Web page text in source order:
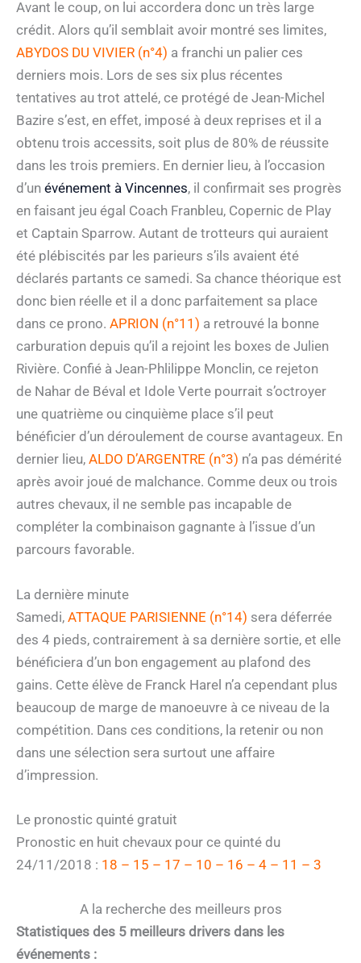
Avant le coup, on lui accordera donc un très large
crédit. Alors qu’il semblait avoir montré ses limites,
ABYDOS DU VIVIER (n°4) a franchi un palier ces
derniers mois. Lors de ses six plus récentes
tentatives au trot attelé, ce protégé de Jean-Michel
Bazire s’est, en effet, imposé à deux reprises et il a
obtenu trois accessits, soit plus de 80% de réussite
dans les trois premiers. En dernier lieu, à l’occasion
d’un événement à Vincennes, il confirmait ses progrès
en faisant jeu égal Coach Franbleu, Copernic de Play
et Captain Sparrow. Autant de trotteurs qui auraient
été plébiscités par les parieurs s’ils avaient été
déclarés partants ce samedi. Sa chance théorique est
donc bien réelle et il a donc parfaitement sa place
dans ce prono. APRION (n°11) a retrouvé la bonne
carburation depuis qu’il a rejoint les boxes de Julien
Rivière. Confié à Jean-Phlilippe Monclin, ce rejeton
de Nahar de Béval et Idole Verte pourrait s’octroyer
une quatrième ou cinquième place s’il peut
bénéficier d’un déroulement de course avantageux. En
dernier lieu, ALDO D’ARGENTRE (n°3) n’a pas démérité
après avoir joué de malchance. Comme deux ou trois
autres chevaux, il ne semble pas incapable de
compléter la combinaison gagnante à l’issue d’un
parcours favorable.
La dernière minute
Samedi, ATTAQUE PARISIENNE (n°14) sera déferrée
des 4 pieds, contrairement à sa dernière sortie, et elle
bénéficiera d’un bon engagement au plafond des
gains. Cette élève de Franck Harel n’a cependant plus
beaucoup de marge de manoeuvre à ce niveau de la
compétition. Dans ces conditions, la retenir ou non
dans une sélection sera surtout une affaire
d’impression.
Le pronostic quinté gratuit
Pronostic en huit chevaux pour ce quinté du
24/11/2018 : 18 – 15 – 17 – 10 – 16 – 4 – 11 – 3
A la recherche des meilleurs pros
Statistiques des 5 meilleurs drivers dans les
événements :